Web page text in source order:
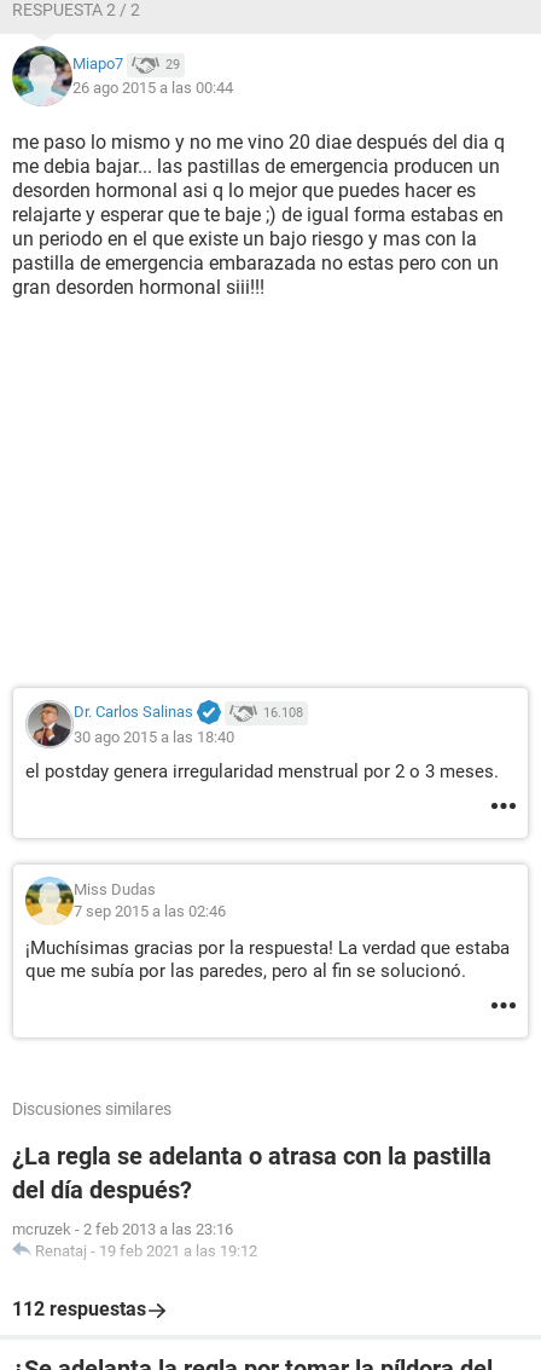
RESPUESTA 2 / 2
Miapo7 29
26 ago 2015 a las 00:44
me paso lo mismo y no me vino 20 diae después del dia q
me debia bajar... las pastillas de emergencia producen un
desorden hormonal asi q lo mejor que puedes hacer es
relajarte y esperar que te baje ;) de igual forma estabas en
un periodo en el que existe un bajo riesgo y mas con la
pastilla de emergencia embarazada no estas pero con un
gran desorden hormonal siii!!!
Dr. Carlos Salinas 16.108
30 ago 2015 a las 18:40
el postday genera irregularidad menstrual por 2 o 3 meses.
Miss Dudas
7 sep 2015 a las 02:46
¡Muchísimas gracias por la respuesta! La verdad que estaba
que me subía por las paredes, pero al fin se solucionó.
Discusiones similares
¿La regla se adelanta o atrasa con la pastilla
del día después?
mcruzek - 2 feb 2013 a las 23:16
Renataj - 19 feb 2021 a las 19:12
112 respuestas